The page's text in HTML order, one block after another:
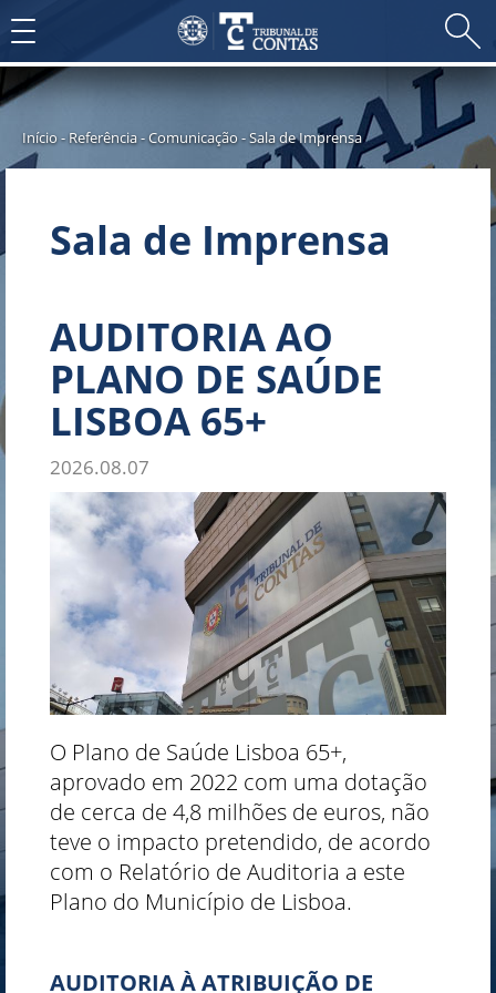
Toggle
navigation
Início-Referência -Comunicação-Sala de Imprensa
Sala de Imprensa
AUDITORIA AO
PLANO DE SAÚDE
LISBOA 65+
2026.08.07
O Plano de Saúde Lisboa 65+,
aprovado em 2022 com uma dotação
de cerca de 4,8 milhões de euros, não
teve o impacto pretendido, de acordo
com o Relatório de Auditoria a este
Plano do Município de Lisboa.
AUDITORIA À ATRIBUIÇÃO DE